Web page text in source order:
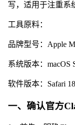
写，适用于注重系
工具原料：
品牌型号：Apple
系统版本：macOS
软件版本：Safari
一、确认官方